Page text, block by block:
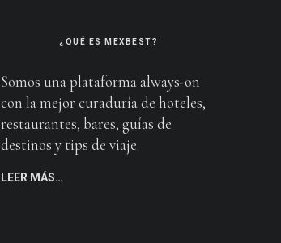
¿QUÉ ES MEXBEST?
Somos una plataforma always-on
con la mejor curaduría de hoteles,
restaurantes, bares, guías de
destinos y tips de viaje.
LEER MÁS…